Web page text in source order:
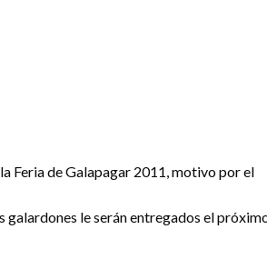
Feria de Galapagar 2011, motivo por el
le serán entregados el